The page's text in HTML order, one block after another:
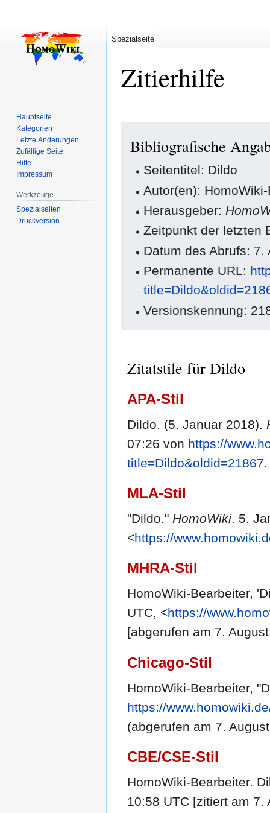
Zitierhilfe
Navigation
springen
Suche
springen
Bibliografische
Seitentitel: Dildo
Autor(en):
Herausgeber:
Zeitpunkt der letzten
Datum des Abrufs:
Permanente URL:
Versionskennung:
Zitatstile für Dildo
APA-Stil
Dildo. (5. Januar 2018).
07:26 von https://
title=Dildo&oldid=21867.
MLA-Stil
"Dildo." HomoWiki. 5.
<https://
MHRA-Stil
HomoWiki-Bearbeiter,
UTC, <https://
[abgerufen am 7.
Chicago-Stil
HomoWiki-Bearbeiter,
https://
(abgerufen am 7.
CBE/CSE-Stil
HomoWiki-Bearbeiter.
10:58 UTC [zitiert am 7.
Spezialseite
Hauptseite
Kategorien
Letzte Änderungen
Zufällige Seite
Hilfe
Impressum
Werkzeuge
Spezialseiten
Druckversion